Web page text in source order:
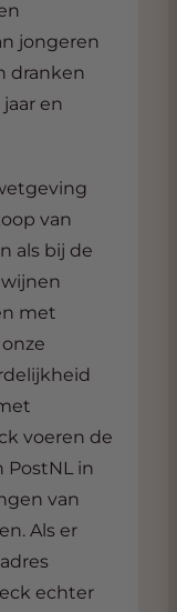
jongeren
dranken
en
van
als bij de
met
voeren de
PostNL in
van
Als er
echter